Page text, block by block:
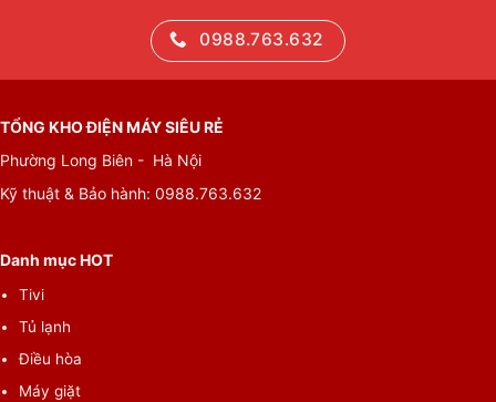
0988.763.632
TỔNG KHO ĐIỆN MÁY SIÊU RẺ
Phường Long Biên - Hà Nội
Kỹ thuật & Bảo hành: 0988.763.632
Danh mục HOT
Tivi
Tủ lạnh
Điều hòa
Máy giặt